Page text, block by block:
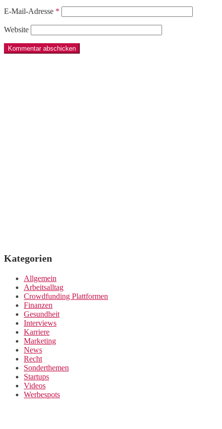
E-Mail-Adresse *
Website
Kategorien
Allgemein
Arbeitsalltag
Crowdfunding Plattformen
Finanzen
Gesundheit
Interviews
Karriere
Marketing
News
Recht
Sonderthemen
Startups
Videos
Werbespots